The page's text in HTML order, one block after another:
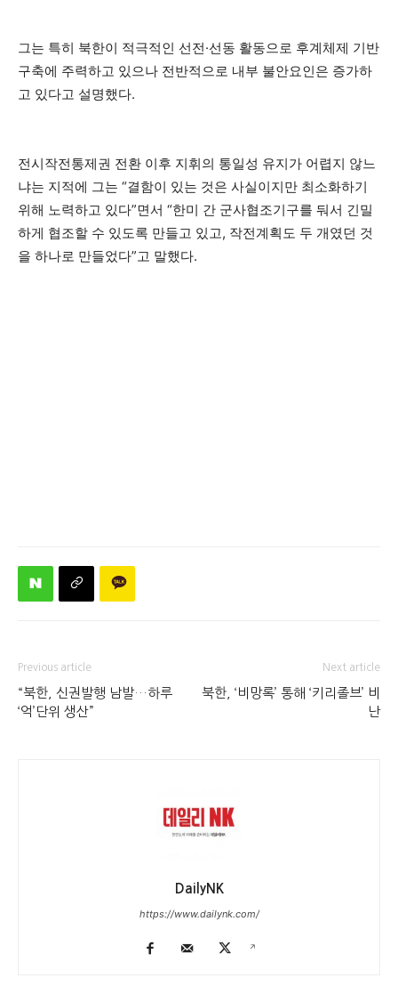
그는 특히 북한이 적극적인 선전·선동 활동으로 후계체제 기반
구축에 주력하고 있으나 전반적으로 내부 불안요인은 증가하
고 있다고 설명했다.
전시작전통제권 전환 이후 지휘의 통일성 유지가 어렵지 않느
냐는 지적에 그는 “결함이 있는 것은 사실이지만 최소화하기
위해 노력하고 있다”면서 “한미 간 군사협조기구를 둬서 긴밀
하게 협조할 수 있도록 만들고 있고, 작전계획도 두 개였던 것
을 하나로 만들었다”고 말했다.
Previous article
“북한, 신권발행 남발…하루
‘억’단위 생산”
Next article
북한, ‘비망록’ 통해 ‘키리졸브’ 비
난
DailyNK
https://www.dailynk.com/